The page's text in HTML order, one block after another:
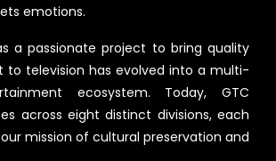
emotions.
a passionate project to bring quality
to television has evolved into a multi-
ecosystem. Today, GTC
across eight distinct divisions, each
mission of cultural preservation and